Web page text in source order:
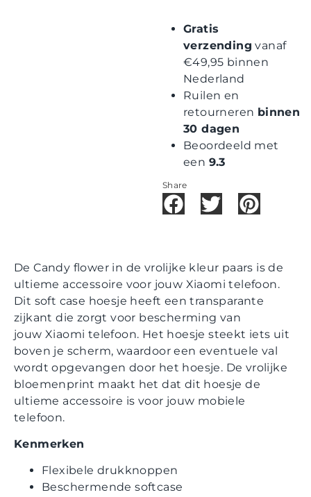
Gratis
verzending vanaf
€49,95 binnen
Nederland
Ruilen en
retourneren binnen
30 dagen
Beoordeeld met
een 9.3
Share
De Candy flower in de vrolijke kleur paars is de
ultieme accessoire voor jouw Xiaomi telefoon.
Dit soft case hoesje heeft een transparante
zijkant die zorgt voor bescherming van
jouw Xiaomi telefoon. Het hoesje steekt iets uit
boven je scherm, waardoor een eventuele val
wordt opgevangen door het hoesje. De vrolijke
bloemenprint maakt het dat dit hoesje de
ultieme accessoire is voor jouw mobiele
telefoon.
Kenmerken
Flexibele drukknoppen
Beschermende softcase